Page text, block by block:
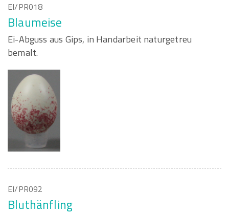
EI/PR018
Blaumeise
Ei-Abguss aus Gips, in Handarbeit naturgetreu
bemalt.
EI/PR092
Bluthänfling